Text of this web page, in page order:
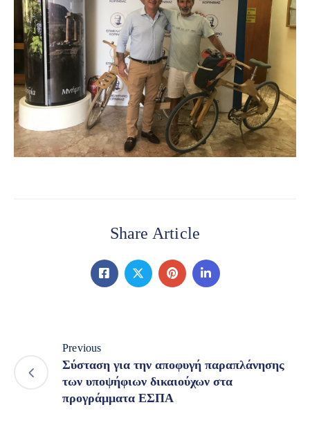
Share Article
Previous
Σύσταση για την αποφυγή παραπλάνησης
των υποψήφιων δικαιούχων στα
προγράμματα ΕΣΠΑ